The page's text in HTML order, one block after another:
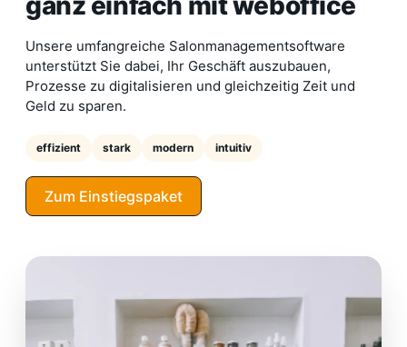
Unsere umfangreiche Salonmanagementsoftware
unterstützt Sie dabei, Ihr Geschäft auszubauen,
Prozesse zu digitalisieren und gleichzeitig Zeit und
Geld zu sparen.
effizient stark modern intuitiv
Zum Einstiegspaket